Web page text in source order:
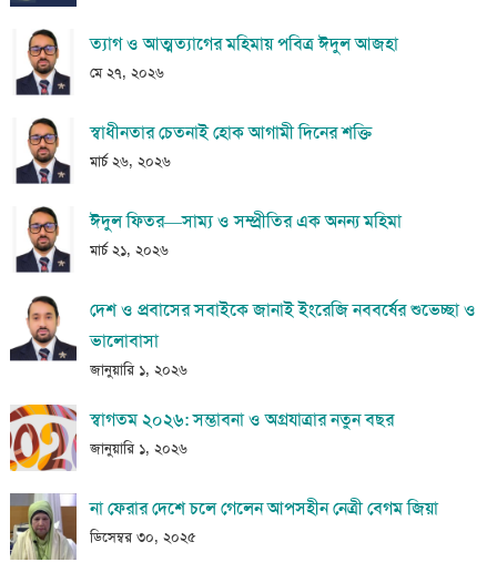
ত্যাগ ও আত্মত্যাগের মহিমায় পবিত্র ঈদুল আজহা
মে ২৭, ২০২৬
স্বাধীনতার চেতনাই হোক আগামী দিনের শক্তি
মার্চ ২৬, ২০২৬
ঈদুল ফিতর—সাম্য ও সম্প্রীতির এক অনন্য মহিমা
মার্চ ২১, ২০২৬
দেশ ও প্রবাসের সবাইকে জানাই ইংরেজি নববর্ষের শুভেচ্ছা ও
ভালোবাসা
জানুয়ারি ১, ২০২৬
স্বাগতম ২০২৬: সম্ভাবনা ও অগ্রযাত্রার নতুন বছর
জানুয়ারি ১, ২০২৬
না ফেরার দেশে চলে গেলেন আপসহীন নেত্রী বেগম জিয়া
ডিসেম্বর ৩০, ২০২৫